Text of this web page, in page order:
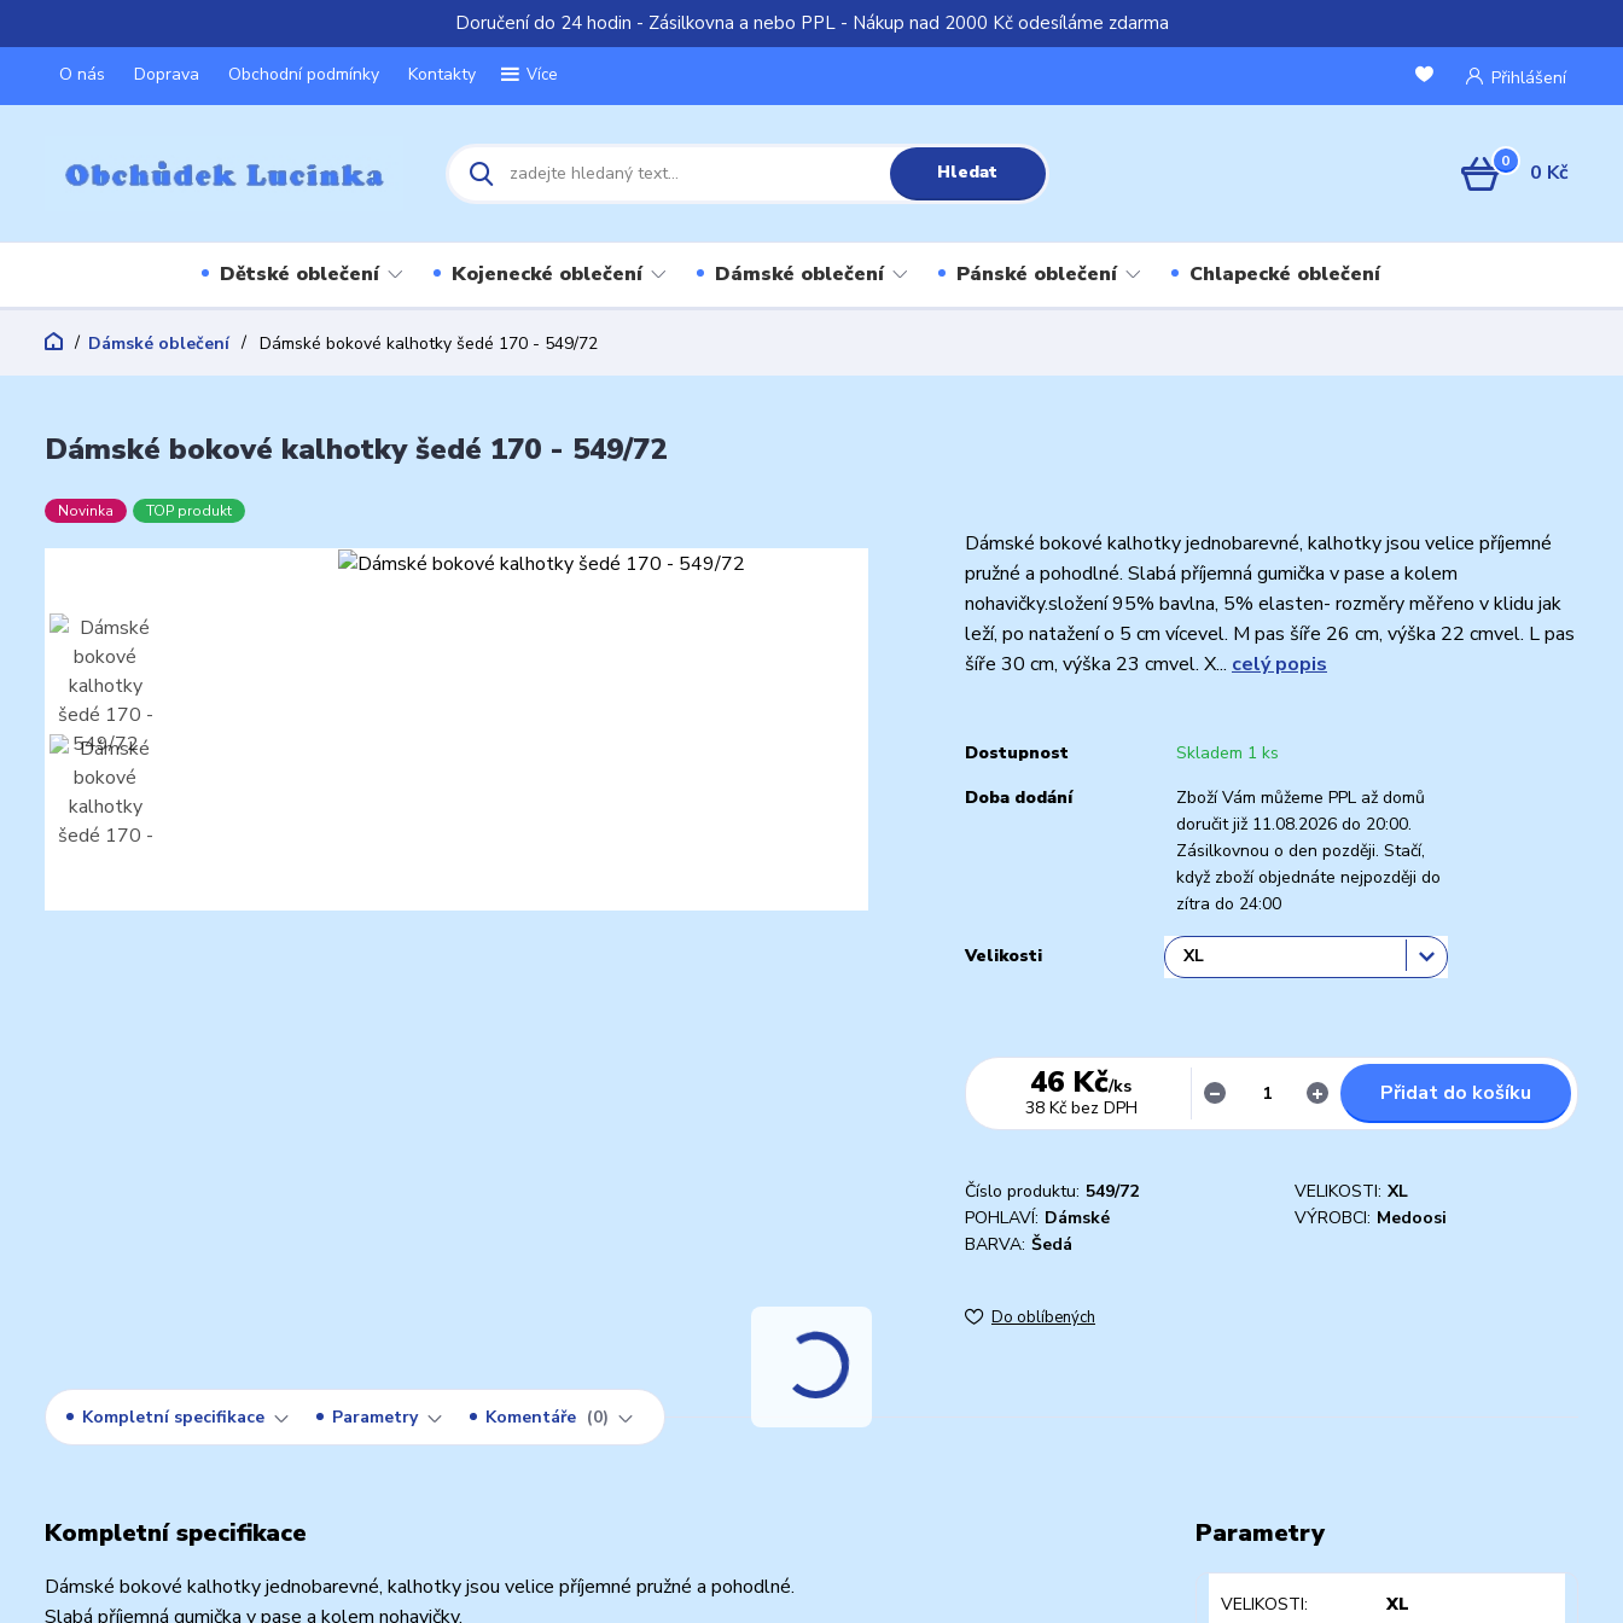
Doručení do 24 hodin - Zásilkovna a nebo PPL - Nákup nad 2000 Kč odesíláme zdarma
O nás Doprava Obchodní podmínky Kontakty Více Přihlášení
Hledat 0 0 Kč
Dětské oblečení Kojenecké oblečení Dámské oblečení Pánské oblečení Chlapecké oblečení
Dámské oblečení Dámské bokové kalhotky šedé 170 - 549/72
Dámské bokové kalhotky šedé 170 - 549/72
Novinka TOP produkt
Dámské bokové kalhotky jednobarevné, kalhotky jsou velice příjemné
pružné a pohodlné. Slabá příjemná gumička v pase a kolem
nohavičky.složení 95% bavlna, 5% elasten- rozměry měřeno v klidu jak
leží, po natažení o 5 cm vícevel. M pas šíře 26 cm, výška 22 cmvel. L pas
šíře 30 cm, výška 23 cmvel. X... celý popis
Dostupnost
Skladem 1 ks
Doba dodání
Zboží Vám můžeme PPL až domů
doručit již 11.08.2026 do 20:00.
Zásilkovnou o den později. Stačí,
když zboží objednáte nejpozději do
zítra do 24:00
Velikosti
46 Kč/ks
38 Kč bez DPH
Přidat do košíku
Číslo produktu: 549/72 VELIKOSTI: XL
POHLAVÍ: Dámské VÝROBCI: Medoosi
BARVA: Šedá
Do oblíbených
Kompletní specifikace Parametry Komentáře 0
Kompletní specifikace
Dámské bokové kalhotky jednobarevné, kalhotky jsou velice příjemné pružné a pohodlné.
Slabá příjemná gumička v pase a kolem nohavičky.
Parametry
VELIKOSTI XL